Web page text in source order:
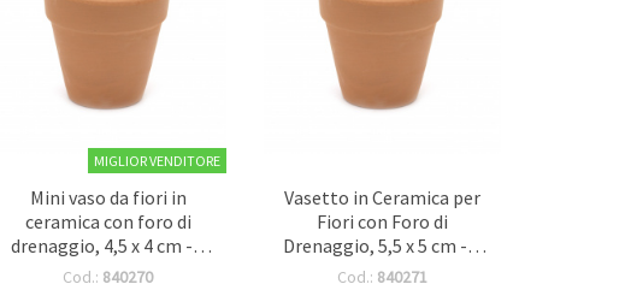
MIGLIOR VENDITORE
Mini vaso da fiori in
ceramica con foro di
drenaggio, 4,5 x 4 cm - 1
pezzo
Cod.: 840270
Vasetto in Ceramica per
Fiori con Foro di
Drenaggio, 5,5 x 5 cm - 1
pezzo
Cod.: 840271